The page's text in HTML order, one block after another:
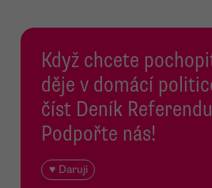
Když chcete
děje v domácí
číst Deník
Podpořte nás!
♥ Daruji